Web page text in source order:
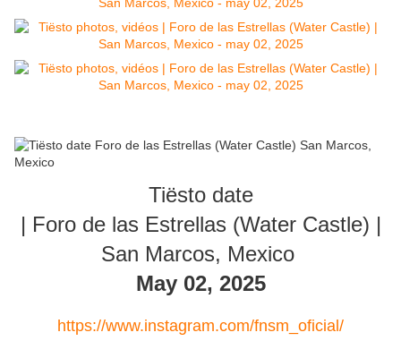
Tiësto date
| Foro de las Estrellas (Water Castle) |
San Marcos, Mexico
May 02, 2025
https://www.instagram.com/fnsm_oficial/